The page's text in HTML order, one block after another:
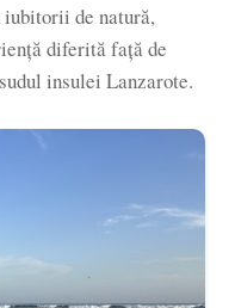
iubitorii de natură,
diferită față de
insulei Lanzarote.